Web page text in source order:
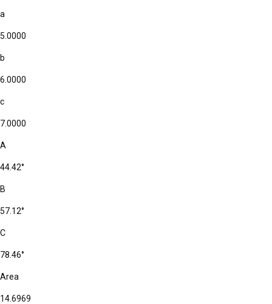
a
5.0000
b
6.0000
c
7.0000
A
44.42°
B
57.12°
C
78.46°
Area
14.6969